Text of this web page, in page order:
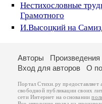
Нестихословные
Грамотного
И.Высоцкий на
Авторы Произведения
Вход для авторов
О
Портал Стихи.ру предоставляет
свободной публикации своих
сети Интернет на основании